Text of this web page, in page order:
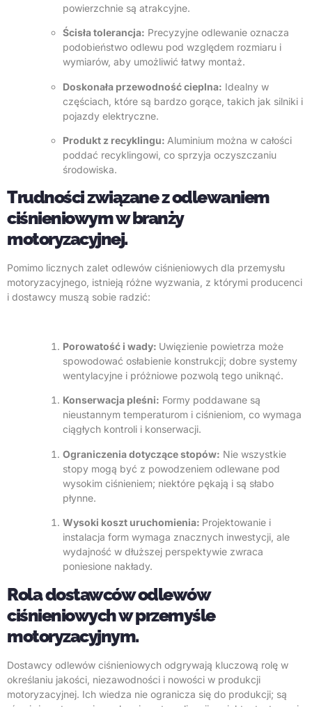
powierzchnie są atrakcyjne.
Ścisła tolerancja: Precyzyjne odlewanie oznacza
podobieństwo odlewu pod względem rozmiaru i
wymiarów, aby umożliwić łatwy montaż.
Doskonała przewodność cieplna: Idealny w
częściach, które są bardzo gorące, takich jak silniki i
pojazdy elektryczne.
Produkt z recyklingu: Aluminium można w całości
poddać recyklingowi, co sprzyja oczyszczaniu
środowiska.
Trudności związane z odlewaniem
ciśnieniowym w branży
motoryzacyjnej.
Pomimo licznych zalet odlewów ciśnieniowych dla przemysłu
motoryzacyjnego, istnieją różne wyzwania, z którymi producenci
i dostawcy muszą sobie radzić:
Porowatość i wady: Uwięzienie powietrza może
spowodować osłabienie konstrukcji; dobre systemy
wentylacyjne i próżniowe pozwolą tego uniknąć.
Konserwacja pleśni: Formy poddawane są
nieustannym temperaturom i ciśnieniom, co wymaga
ciągłych kontroli i konserwacji.
Ograniczenia dotyczące stopów: Nie wszystkie
stopy mogą być z powodzeniem odlewane pod
wysokim ciśnieniem; niektóre pękają i są słabo
płynne.
Wysoki koszt uruchomienia: Projektowanie i
instalacja form wymaga znacznych inwestycji, ale
wydajność w dłuższej perspektywie zwraca
poniesione nakłady.
Rola dostawców odlewów
ciśnieniowych w przemyśle
motoryzacyjnym.
Dostawcy odlewów ciśnieniowych odgrywają kluczową rolę w
określaniu jakości, niezawodności i nowości w produkcji
motoryzacyjnej. Ich wiedza nie ogranicza się do produkcji; są